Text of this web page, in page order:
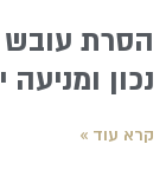
הסרת עובש
נכון ומניעה
קרא עוד »